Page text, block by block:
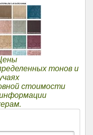
тонов и
стоимости